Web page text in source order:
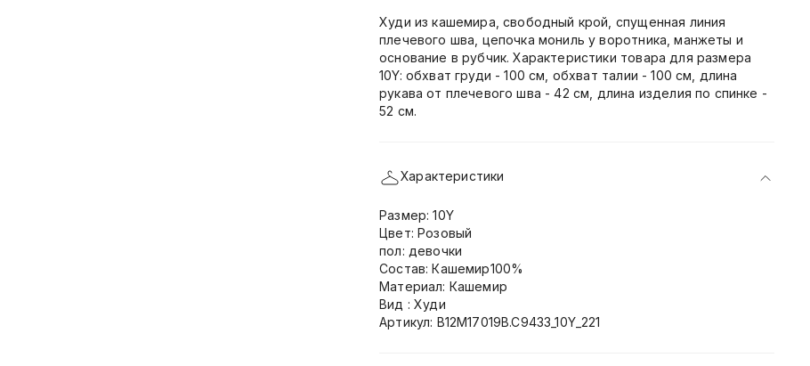
Худи из кашемира, свободный крой, спущенная линия
плечевого шва, цепочка мониль у воротника, манжеты и
основание в рубчик. Характеристики товара для размера
10Y: обхват груди - 100 см, обхват талии - 100 см, длина
рукава от плечевого шва - 42 см, длина изделия по спинке -
52 см.
Характеристики
Размер: 10Y
Цвет: Розовый
пол: девочки
Состав: Кашемир100%
Материал: Кашемир
Вид : Худи
Артикул: B12M17019B.C9433_10Y_221